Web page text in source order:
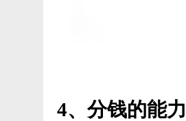
4、分钱的能力